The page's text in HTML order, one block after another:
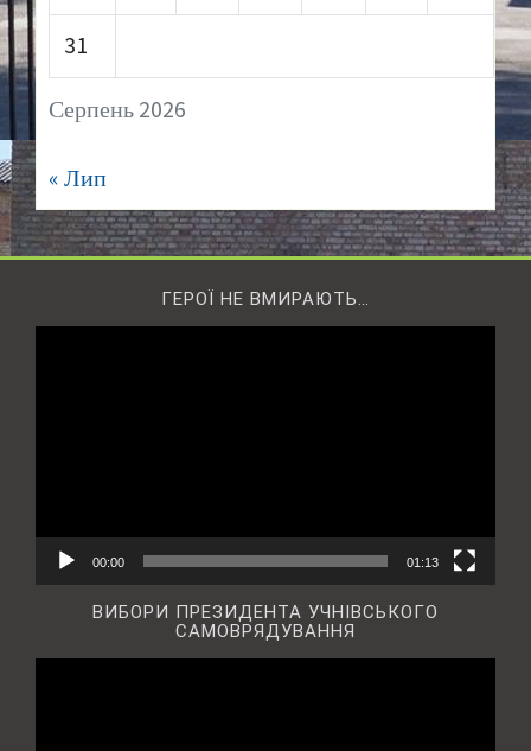
Серпень 2026
31
« Лип
ГЕРОЇ НЕ ВМИРАЮТЬ…
00:00 01:13
ВИБОРИ ПРЕЗИДЕНТА УЧНІВСЬКОГО
САМОВРЯДУВАННЯ